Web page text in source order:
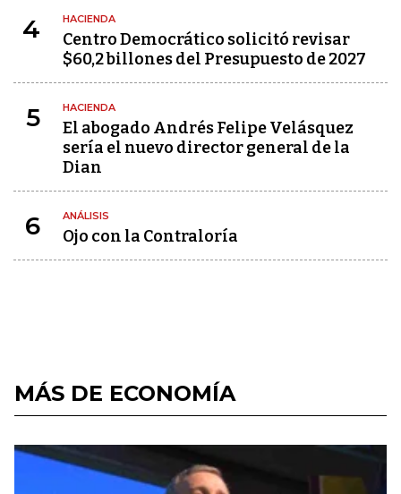
4 HACIENDA
Centro Democrático solicitó revisar
$60,2 billones del Presupuesto de 2027
5 HACIENDA
El abogado Andrés Felipe Velásquez
sería el nuevo director general de la
Dian
6 ANÁLISIS
Ojo con la Contraloría
MÁS DE ECONOMÍA